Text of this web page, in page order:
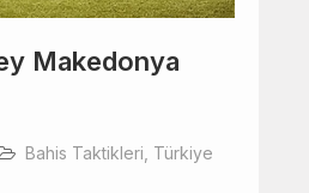
Makedonya
Bahis Taktikleri Türkiye